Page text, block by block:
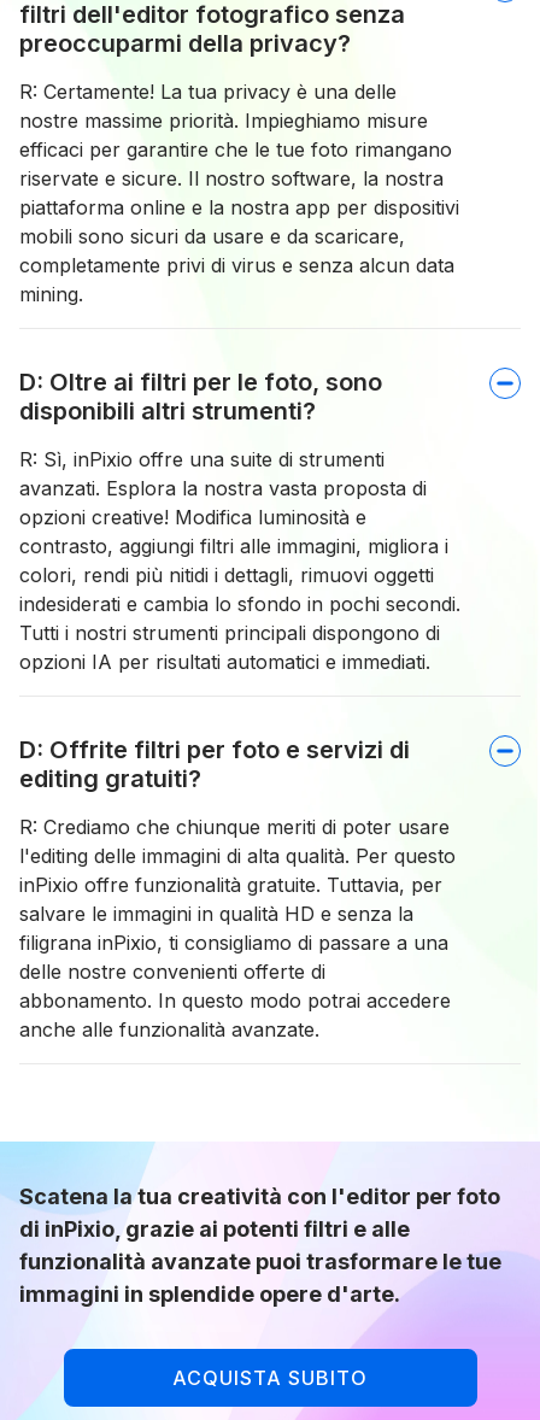
filtri dell'editor fotografico senza
preoccuparmi della privacy?
R: Certamente! La tua privacy è una delle
nostre massime priorità. Impieghiamo misure
efficaci per garantire che le tue foto rimangano
riservate e sicure. Il nostro software, la nostra
piattaforma online e la nostra app per dispositivi
mobili sono sicuri da usare e da scaricare,
completamente privi di virus e senza alcun data
mining.
D: Oltre ai filtri per le foto, sono
disponibili altri strumenti?
R: Sì, inPixio offre una suite di strumenti
avanzati. Esplora la nostra vasta proposta di
opzioni creative! Modifica luminosità e
contrasto, aggiungi filtri alle immagini, migliora i
colori, rendi più nitidi i dettagli, rimuovi oggetti
indesiderati e cambia lo sfondo in pochi secondi.
Tutti i nostri strumenti principali dispongono di
opzioni IA per risultati automatici e immediati.
D: Offrite filtri per foto e servizi di
editing gratuiti?
R: Crediamo che chiunque meriti di poter usare
l'editing delle immagini di alta qualità. Per questo
inPixio offre funzionalità gratuite. Tuttavia, per
salvare le immagini in qualità HD e senza la
filigrana inPixio, ti consigliamo di passare a una
delle nostre convenienti offerte di
abbonamento. In questo modo potrai accedere
anche alle funzionalità avanzate.
Scatena la tua creatività con l'editor per foto
di inPixio, grazie ai potenti filtri e alle
funzionalità avanzate puoi trasformare le tue
immagini in splendide opere d'arte.
ACQUISTA SUBITO